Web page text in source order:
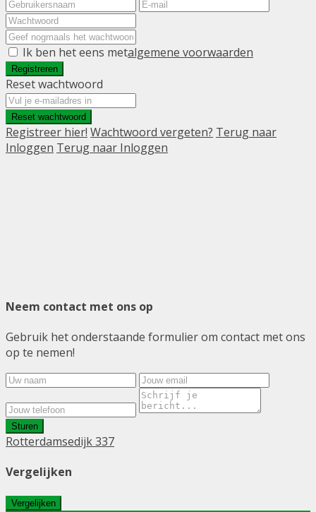
Ik ben het eens metalgemene voorwaarden
Registreren
Reset wachtwoord
Reset wachtwoord
Registreer hier! Wachtwoord vergeten? Terug naar
Inloggen Terug naar Inloggen
Neem contact met ons op
Gebruik het onderstaande formulier om contact met ons
op te nemen!
Sturen
Rotterdamsedijk 337
Vergelijken
Vergelijken